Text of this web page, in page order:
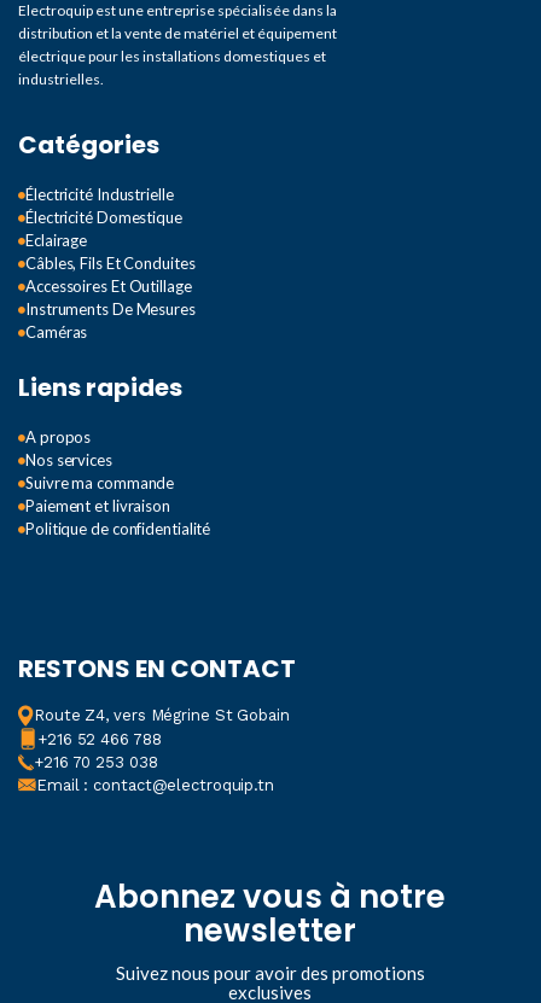
Electroquip est une entreprise spécialisée dans la
distribution et la vente de matériel et équipement
électrique pour les installations domestiques et
industrielles.
Catégories
Électricité Industrielle
Électricité Domestique
Eclairage
Câbles, Fils Et Conduites
Accessoires Et Outillage
Instruments De Mesures
Caméras
Liens rapides
A propos
Nos services
Suivre ma commande
Paiement et livraison
Politique de confidentialité
RESTONS EN CONTACT
Route Z4, vers Mégrine St Gobain
+216 52 466 788
+216 70 253 038
Email : contact@electroquip.tn
Abonnez vous à notre
newsletter
Suivez nous pour avoir des promotions
exclusives